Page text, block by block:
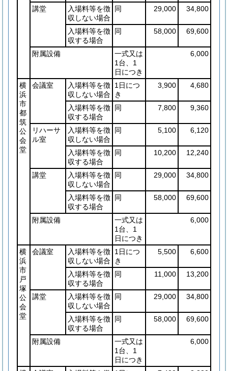
講堂
入場料等を徴
収しない場合
同 29,000 34,800
入場料等を徴
収する場合
同 58,000 69,600
附属設備
一式又は
1台、1
日につき
6,000
横
浜
市
都
筑
公
会
堂
会議室
入場料等を徴
収しない場合
1日につ
き
3,900 4,680
入場料等を徴
収する場合
同 7,800 9,360
リハーサ
ル室
入場料等を徴
収しない場合
同 5,100 6,120
入場料等を徴
収する場合
同 10,200 12,240
講堂
入場料等を徴
収しない場合
同 29,000 34,800
入場料等を徴
収する場合
同 58,000 69,600
附属設備
一式又は
1台、1
日につき
6,000
横
浜
市
戸
塚
公
会
堂
会議室
入場料等を徴
収しない場合
1日につ
き
5,500 6,600
入場料等を徴
収する場合
同 11,000 13,200
講堂
入場料等を徴
収しない場合
同 29,000 34,800
入場料等を徴
収する場合
同 58,000 69,600
附属設備
一式又は
1台、1
日につき
6,000